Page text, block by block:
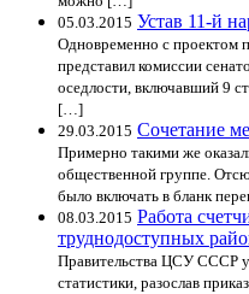
05.03.2015 Устав 11-й
Одновременно с проектом
представил комиссии
оседлости, включавший 9
[…]
29.03.2015 Сочетание
Примерно такими же
общественной группе.
было включать в бланк
08.03.2015 Работа
труднодоступных
Правительства ЦСУ СССР
статистики, разослав